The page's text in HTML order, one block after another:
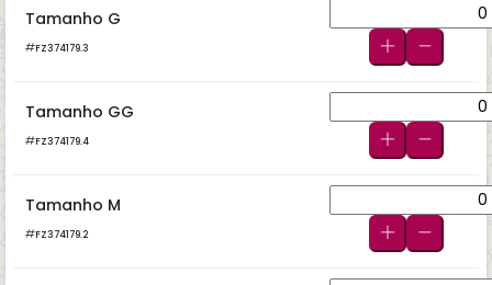
Tamanho G
FZ374179.3
Tamanho GG
FZ374179.4
Tamanho M
FZ374179.2